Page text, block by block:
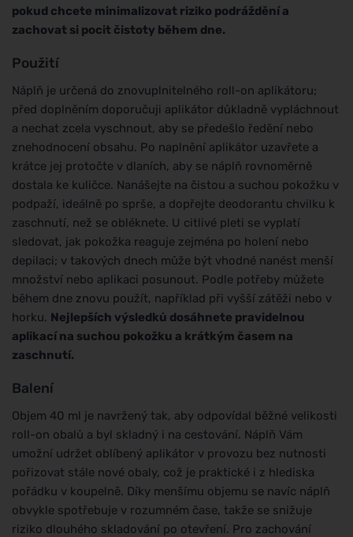
pokud chcete minimalizovat riziko podráždění a
zachovat si pocit čistoty během dne.
Použití
Náplň je určená do znovuplnitelného roll-on aplikátoru;
před doplněním doporučuji aplikátor důkladně vypláchnout
a nechat zcela vyschnout, aby se předešlo ředění nebo
znehodnocení obsahu. Po naplnění aplikátor uzavřete a
krátce jej protočte v dlaních, aby se náplň rovnoměrně
dostala ke kuličce. Nanášejte na čistou a suchou pokožku v
podpaží, ideálně po sprše, a dopřejte deodorantu chvilku k
zaschnutí, než se obléknete. U citlivé pleti se vyplatí
sledovat, jak pokožka reaguje zejména po holení nebo
depilaci; v takových dnech může být vhodné nanést menší
množství nebo aplikaci posunout. Podle potřeby můžete
během dne znovu použít, například při vyšší zátěži nebo v
horku. Nejlepších výsledků dosáhnete pravidelnou
aplikací na suchou pokožku a krátkým časem na
zaschnutí.
Balení
Objem 40 ml je navržený tak, aby odpovídal běžné velikosti
roll-on obalů a byl skladný i na cestování. Náplň Vám
umožní udržet oblíbený aplikátor v provozu bez nutnosti
pořizovat stále nové obaly, což je praktické i z hlediska
pořádku v koupelně. Díky menšímu objemu se navíc náplň
obvykle spotřebuje v rozumném čase, takže se snižuje
riziko dlouhého skladování po otevření. Pro zachování